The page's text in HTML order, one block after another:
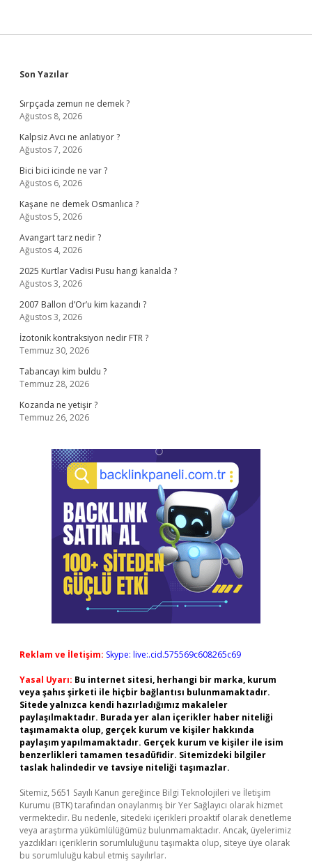
Sidebar
Son Yazılar
Sırpçada zemun ne demek ?
Ağustos 8, 2026
Kalpsiz Avcı ne anlatıyor ?
Ağustos 7, 2026
Bici bici icinde ne var ?
Ağustos 6, 2026
Kaşane ne demek Osmanlıca ?
Ağustos 5, 2026
Avangart tarz nedir ?
Ağustos 4, 2026
2025 Kurtlar Vadisi Pusu hangi kanalda ?
Ağustos 3, 2026
2007 Ballon d’Or’u kim kazandı ?
Ağustos 3, 2026
İzotonik kontraksiyon nedir FTR ?
Temmuz 30, 2026
Tabancayı kim buldu ?
Temmuz 28, 2026
Kozanda ne yetişir ?
Temmuz 26, 2026
Reklam ve İletişim: Skype: live:.cid.575569c608265c69
Yasal Uyarı: Bu internet sitesi, herhangi bir marka, kurum
veya şahıs şirketi ile hiçbir bağlantısı bulunmamaktadır.
Sitede yalnızca kendi hazırladığımız makaleler
paylaşılmaktadır. Burada yer alan içerikler haber niteliği
taşımamakta olup, gerçek kurum ve kişiler hakkında
paylaşım yapılmamaktadır. Gerçek kurum ve kişiler ile isim
benzerlikleri tamamen tesadüfidir. Sitemizdeki bilgiler
taslak halindedir ve tavsiye niteliği taşımazlar.
Sitemiz, 5651 Sayılı Kanun gereğince Bilgi Teknolojileri ve İletişim
Kurumu (BTK) tarafından onaylanmış bir Yer Sağlayıcı olarak hizmet
vermektedir. Bu nedenle, sitedeki içerikleri proaktif olarak denetleme
veya araştırma yükümlülüğümüz bulunmamaktadır. Ancak, üyelerimiz
yazdıkları içeriklerin sorumluluğunu taşımakta olup, siteye üye olarak
bu sorumluluğu kabul etmiş sayılırlar.